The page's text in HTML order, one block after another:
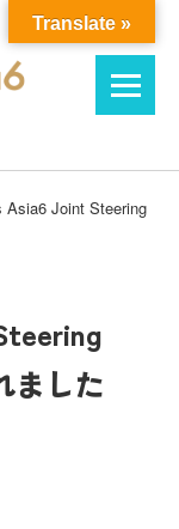
Asia6 Joint Steering
ました
Translate »